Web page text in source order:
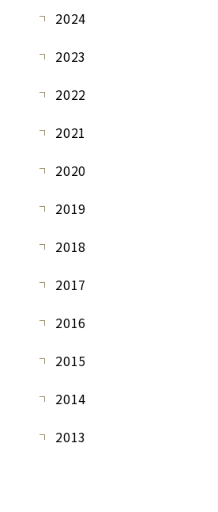
2024
2023
2022
2021
2020
2019
2018
2017
2016
2015
2014
2013